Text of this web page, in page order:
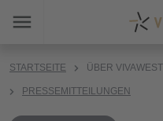
STARTSEITE ÜBER VIVAWEST
PRESSEMITTEILUNGEN